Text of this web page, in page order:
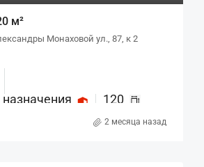
м²
Монаховой ул., 87, к 2
120
2 месяца назад